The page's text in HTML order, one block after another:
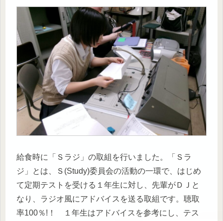
給食時に「Ｓラジ」の取組を行いました。「Ｓラ
ジ」とは、Ｓ(Study)委員会の活動の一環で、はじめ
て定期テストを受ける１年生に対し、先輩がＤＪと
なり、ラジオ風にアドバイスを送る取組です。聴取
率100％!！ １年生はアドバイスを参考にし、テス